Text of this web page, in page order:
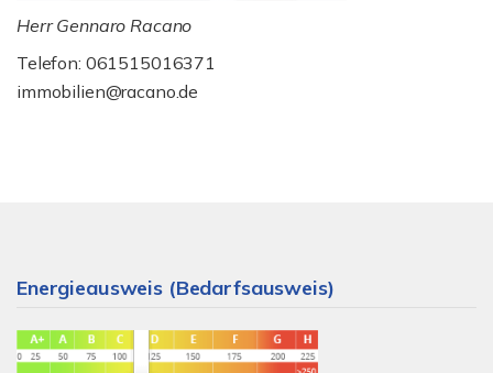
Herr Gennaro Racano
Telefon: 061515016371
immobilien@racano.de
Energieausweis (Bedarfsausweis)